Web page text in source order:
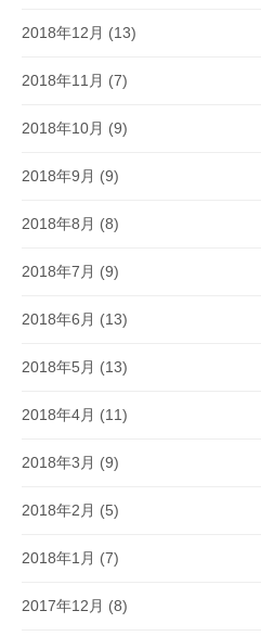
2018年12月 (13)
2018年11月 (7)
2018年10月 (9)
2018年9月 (9)
2018年8月 (8)
2018年7月 (9)
2018年6月 (13)
2018年5月 (13)
2018年4月 (11)
2018年3月 (9)
2018年2月 (5)
2018年1月 (7)
2017年12月 (8)